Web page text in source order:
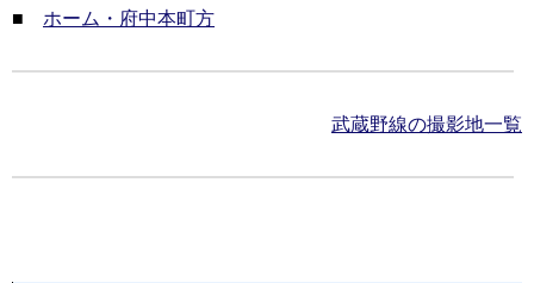
■ ホーム・府中本町方
武蔵野線の撮影地一覧